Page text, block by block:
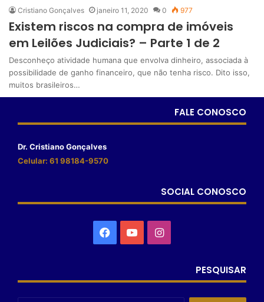
Cristiano Gonçalves janeiro 11, 2020 0 977
Existem riscos na compra de imóveis
em Leilões Judiciais? – Parte 1 de 2
Desconheço atividade humana que envolva dinheiro, associada à
possibilidade de ganho financeiro, que não tenha risco. Dito isso,
muitos brasileiros…
FALE CONOSCO
Dr. Cristiano Gonçalves
Celular: 61 98184-9570
SOCIAL CONOSCO
PESQUISAR